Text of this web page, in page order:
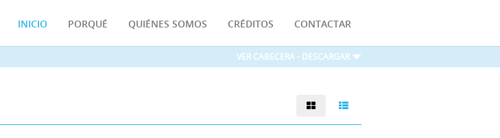
INICIO PORQUÉ QUIÉNES SOMOS CRÉDITOS CONTACTAR
Peso aprox: 400 Mbs | Instrucciones Instalación y Uso
VER CABECERA - DESCARGAR